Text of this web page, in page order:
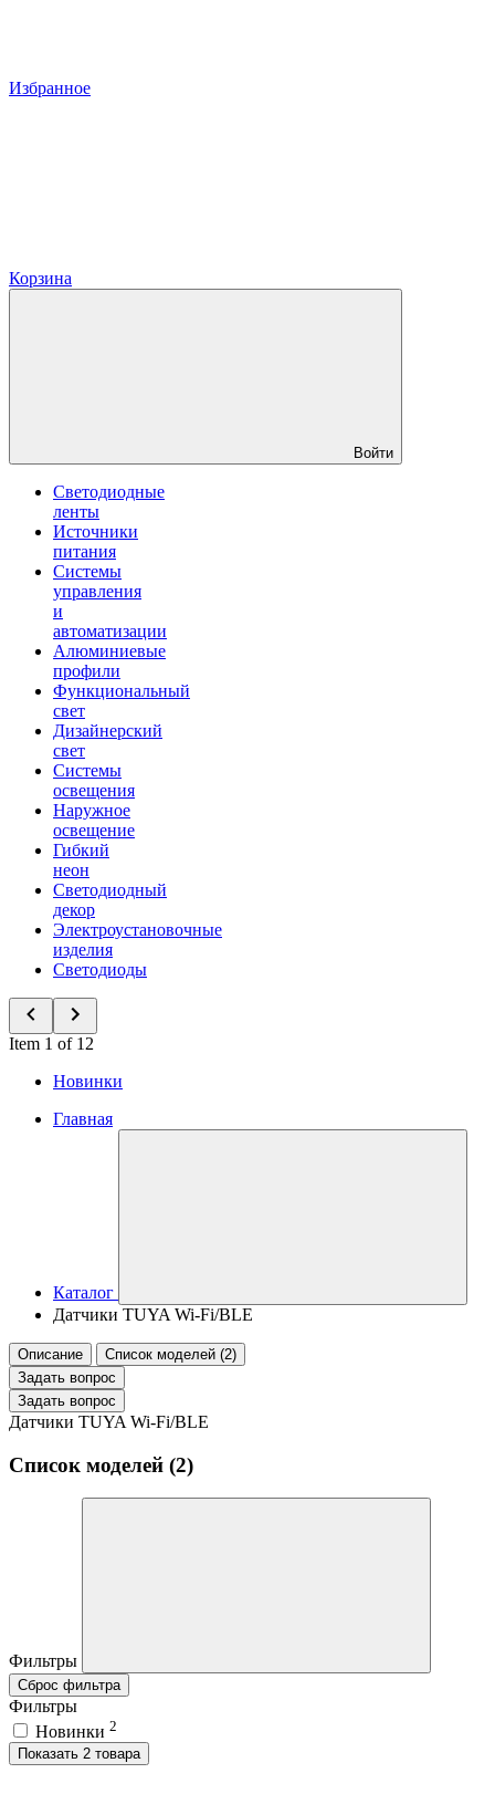
Избранное
Корзина
Войти
Светодиодные
ленты
Источники
питания
Системы
управления
и
автоматизации
Алюминиевые
профили
Функциональный
свет
Дизайнерский
свет
Системы
освещения
Наружное
освещение
Гибкий
неон
Светодиодный
декор
Электроустановочные
изделия
Светодиоды
Item 1 of 12
Новинки
Главная
Каталог
Датчики TUYA Wi-Fi/BLE
Описание
Список моделей (2)
Задать вопрос
Задать вопрос
Датчики TUYA Wi-Fi/BLE
Список моделей (2)
Фильтры
Сброс фильтра
Фильтры
Новинки 2
Показать 2 товара